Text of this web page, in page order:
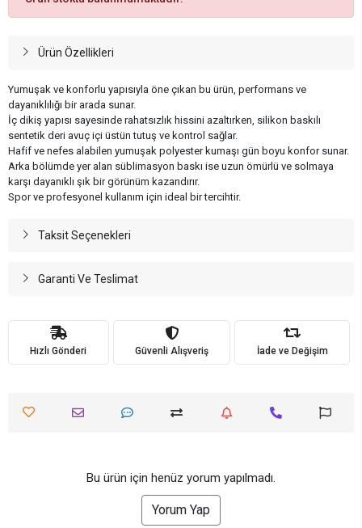
Ürün Özellikleri
Yumuşak ve konforlu yapısıyla öne çıkan bu ürün, performans ve
dayanıklılığı bir arada sunar.
İç dikiş yapısı sayesinde rahatsızlık hissini azaltırken, silikon baskılı
sentetik deri avuç içi üstün tutuş ve kontrol sağlar.
Hafif ve nefes alabilen yumuşak polyester kumaşı gün boyu konfor sunar.
Arka bölümde yer alan süblimasyon baskı ise uzun ömürlü ve solmaya
karşı dayanıklı şık bir görünüm kazandırır.
Spor ve profesyonel kullanım için ideal bir tercihtir.
Taksit Seçenekleri
Garanti Ve Teslimat
Hızlı Gönderi Güvenli Alışveriş İade ve Değişim
Bu ürün için henüz yorum yapılmadı.
Yorum Yap